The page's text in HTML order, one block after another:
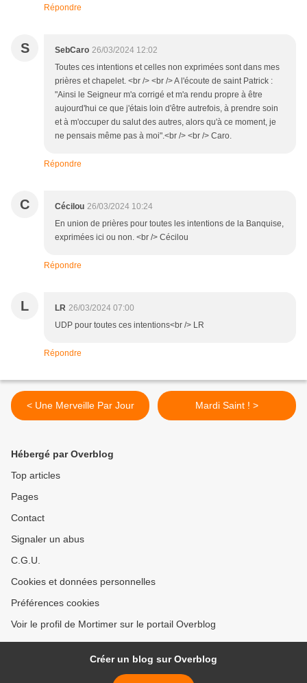
Répondre
S SebCaro 26/03/2024 12:02
Toutes ces intentions et celles non exprimées sont dans mes
prières et chapelet. <br /> <br /> A l'écoute de saint Patrick :
"Ainsi le Seigneur m'a corrigé et m'a rendu propre à être
aujourd'hui ce que j'étais loin d'être autrefois, à prendre soin
et à m'occuper du salut des autres, alors qu'à ce moment, je
ne pensais même pas à moi".<br /> <br /> Caro.
Répondre
C Cécilou 26/03/2024 10:24
En union de prières pour toutes les intentions de la Banquise,
exprimées ici ou non. <br /> Cécilou
Répondre
L LR 26/03/2024 07:00
UDP pour toutes ces intentions<br /> LR
Répondre
< Une Merveille Par Jour Mardi Saint ! >
Hébergé par Overblog
Top articles
Pages
Contact
Signaler un abus
C.G.U.
Cookies et données personnelles
Préférences cookies
Voir le profil de Mortimer sur le portail Overblog
Créer un blog sur Overblog